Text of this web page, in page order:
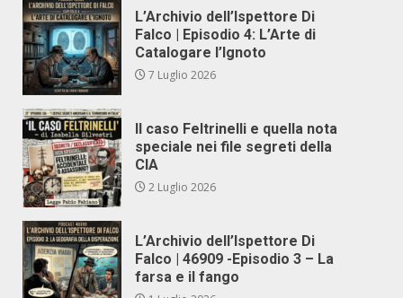
L’Archivio dell’Ispettore Di
Falco | Episodio 4: L’Arte di
Catalogare l’Ignoto
7 Luglio 2026
Il caso Feltrinelli e quella nota
speciale nei file segreti della
CIA
2 Luglio 2026
L’Archivio dell’Ispettore Di
Falco | 46909 -Episodio 3 – La
farsa e il fango